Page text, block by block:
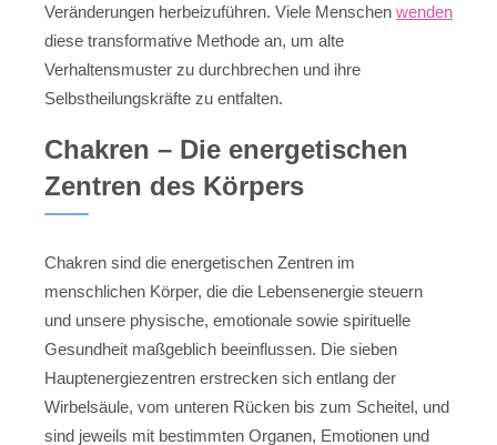
Veränderungen herbeizuführen. Viele Menschen wenden
diese transformative Methode an, um alte
Verhaltensmuster zu durchbrechen und ihre
Selbstheilungskräfte zu entfalten.
Chakren – Die energetischen
Zentren des Körpers
Chakren sind die energetischen Zentren im
menschlichen Körper, die die Lebensenergie steuern
und unsere physische, emotionale sowie spirituelle
Gesundheit maßgeblich beeinflussen. Die sieben
Hauptenergiezentren erstrecken sich entlang der
Wirbelsäule, vom unteren Rücken bis zum Scheitel, und
sind jeweils mit bestimmten Organen, Emotionen und